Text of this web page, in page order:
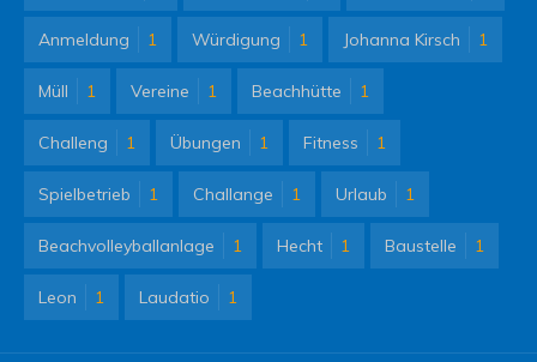
Anmeldung 1 Würdigung 1 Johanna Kirsch 1
Müll 1 Vereine 1 Beachhütte 1
Challeng 1 Übungen 1 Fitness 1
Spielbetrieb 1 Challange 1 Urlaub 1
Beachvolleyballanlage 1 Hecht 1 Baustelle 1
Leon 1 Laudatio 1